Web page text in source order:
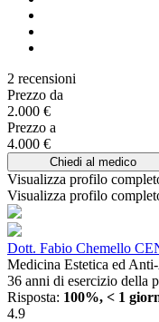
2 recensioni
Prezzo da
2.000 €
Prezzo a
4.000 €
Chiedi al medico
Visualizza profilo
Visualizza profilo
Dott. Fabio Chemello
Medicina Estetica ed
36 anni di esercizio della
Risposta: 100%, < 1
4.9